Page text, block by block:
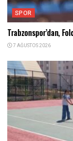
SPOR
Trabzonspor’dan,
7 AĞUSTOS 2026